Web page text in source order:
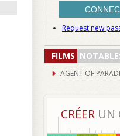
Request new
FILMS
AGENT OF
CRÉERUN